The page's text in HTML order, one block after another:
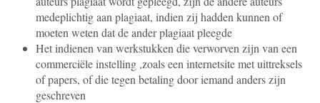
medeplichtig aan plagiaat, indien zij hadden kunnen of
moeten weten dat de ander plagiaat pleegde
Het indienen van werkstukken die verworven zijn van een
commerciële instelling ,zoals een internetsite met uittreksels
of papers, of die tegen betaling door iemand anders zijn
geschreven